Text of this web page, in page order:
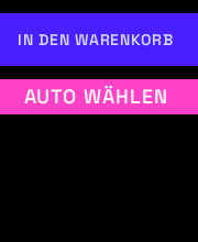
IN DEN WARENKORB
AUTO WÄHLEN